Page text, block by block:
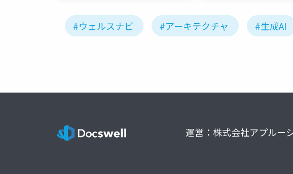
#ウェルスナビ #アーキテクチャ #生成AI
運営：株式会社アプルー